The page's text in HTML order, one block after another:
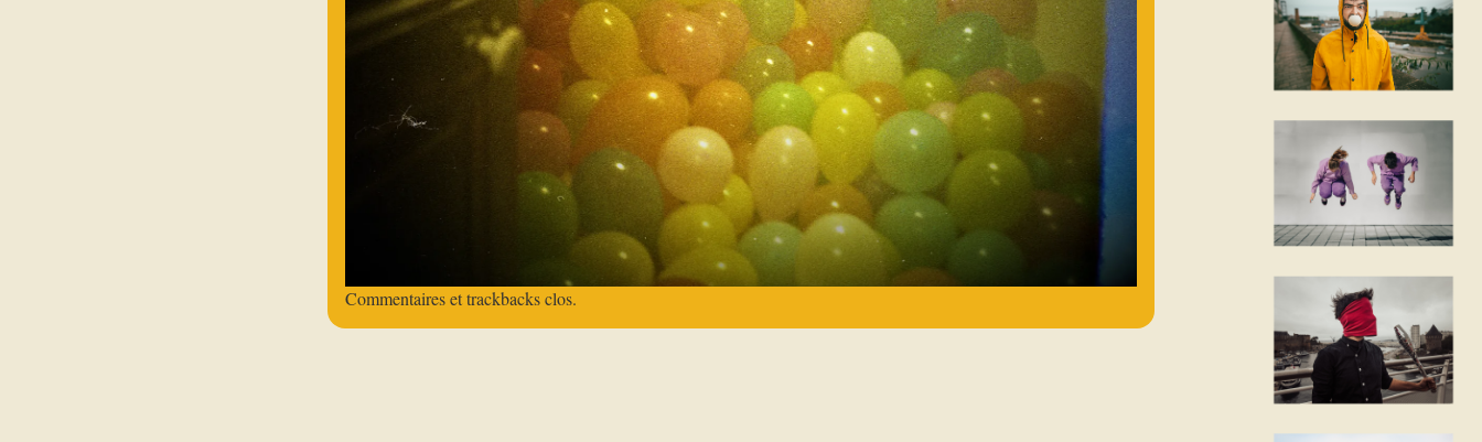
Commentaires et trackbacks clos.